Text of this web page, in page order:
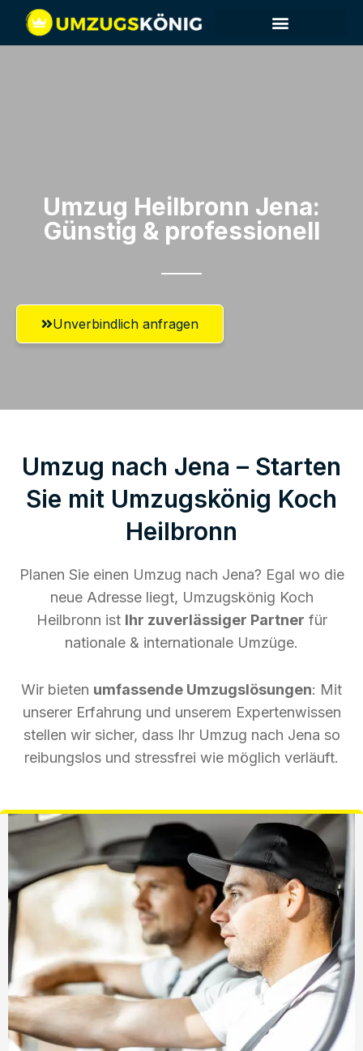
Umzug Heilbronn​ Jena:
Günstig & professionell​
Unverbindlich anfragen
Umzug nach Jena – Starten
Sie mit Umzugskönig Koch
Heilbronn
Planen Sie einen Umzug nach Jena? Egal wo die
neue Adresse liegt, Umzugskönig Koch
Heilbronn ist Ihr zuverlässiger Partner für
nationale & internationale Umzüge.
Wir bieten umfassende Umzugslösungen: Mit
unserer Erfahrung und unserem Expertenwissen
stellen wir sicher, dass Ihr Umzug nach Jena so
reibungslos und stressfrei wie möglich verläuft.